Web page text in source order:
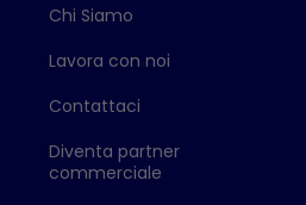
Chi Siamo
Lavora con noi
Contattaci
Diventa partner
commerciale